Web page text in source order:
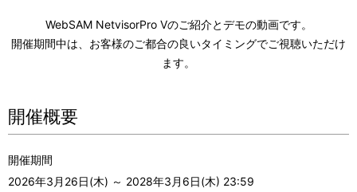
て
ま
シ
ョ
ン
WebSAM NetvisorPro Vのご紹介とデモの動画です。
開催期間中は、お客様のご都合の良いタイミングでご視聴いただけ
ます。
開催概要
開催期間
2026年3月26日(木) ～ 2028年3月6日(木) 23:59